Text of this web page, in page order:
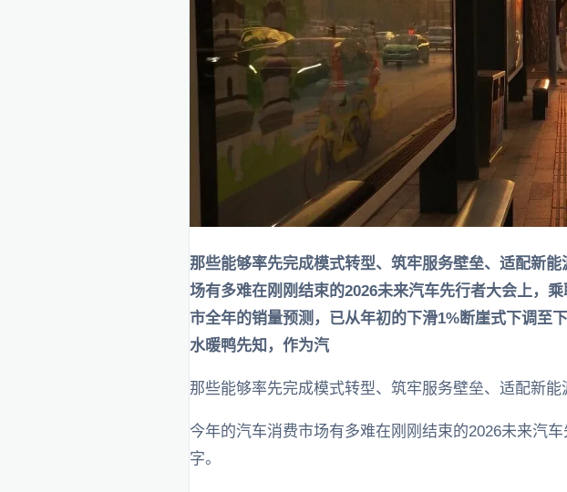
那些能够率先完成模式转型、筑牢服务壁垒、适配新
场有多难在刚刚结束的2026未来汽车先行者大会上，
市全年的销量预测，已从年初的下滑1%断崖式下调至
水暖鸭先知，作为汽
那些能够率先完成模式转型、筑牢服务壁垒、适配新
今年的汽车消费市场有多难在刚刚结束的2026未来汽
字。